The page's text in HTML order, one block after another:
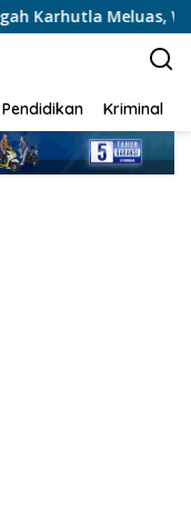
Riau dan
Pendidikan Kriminal